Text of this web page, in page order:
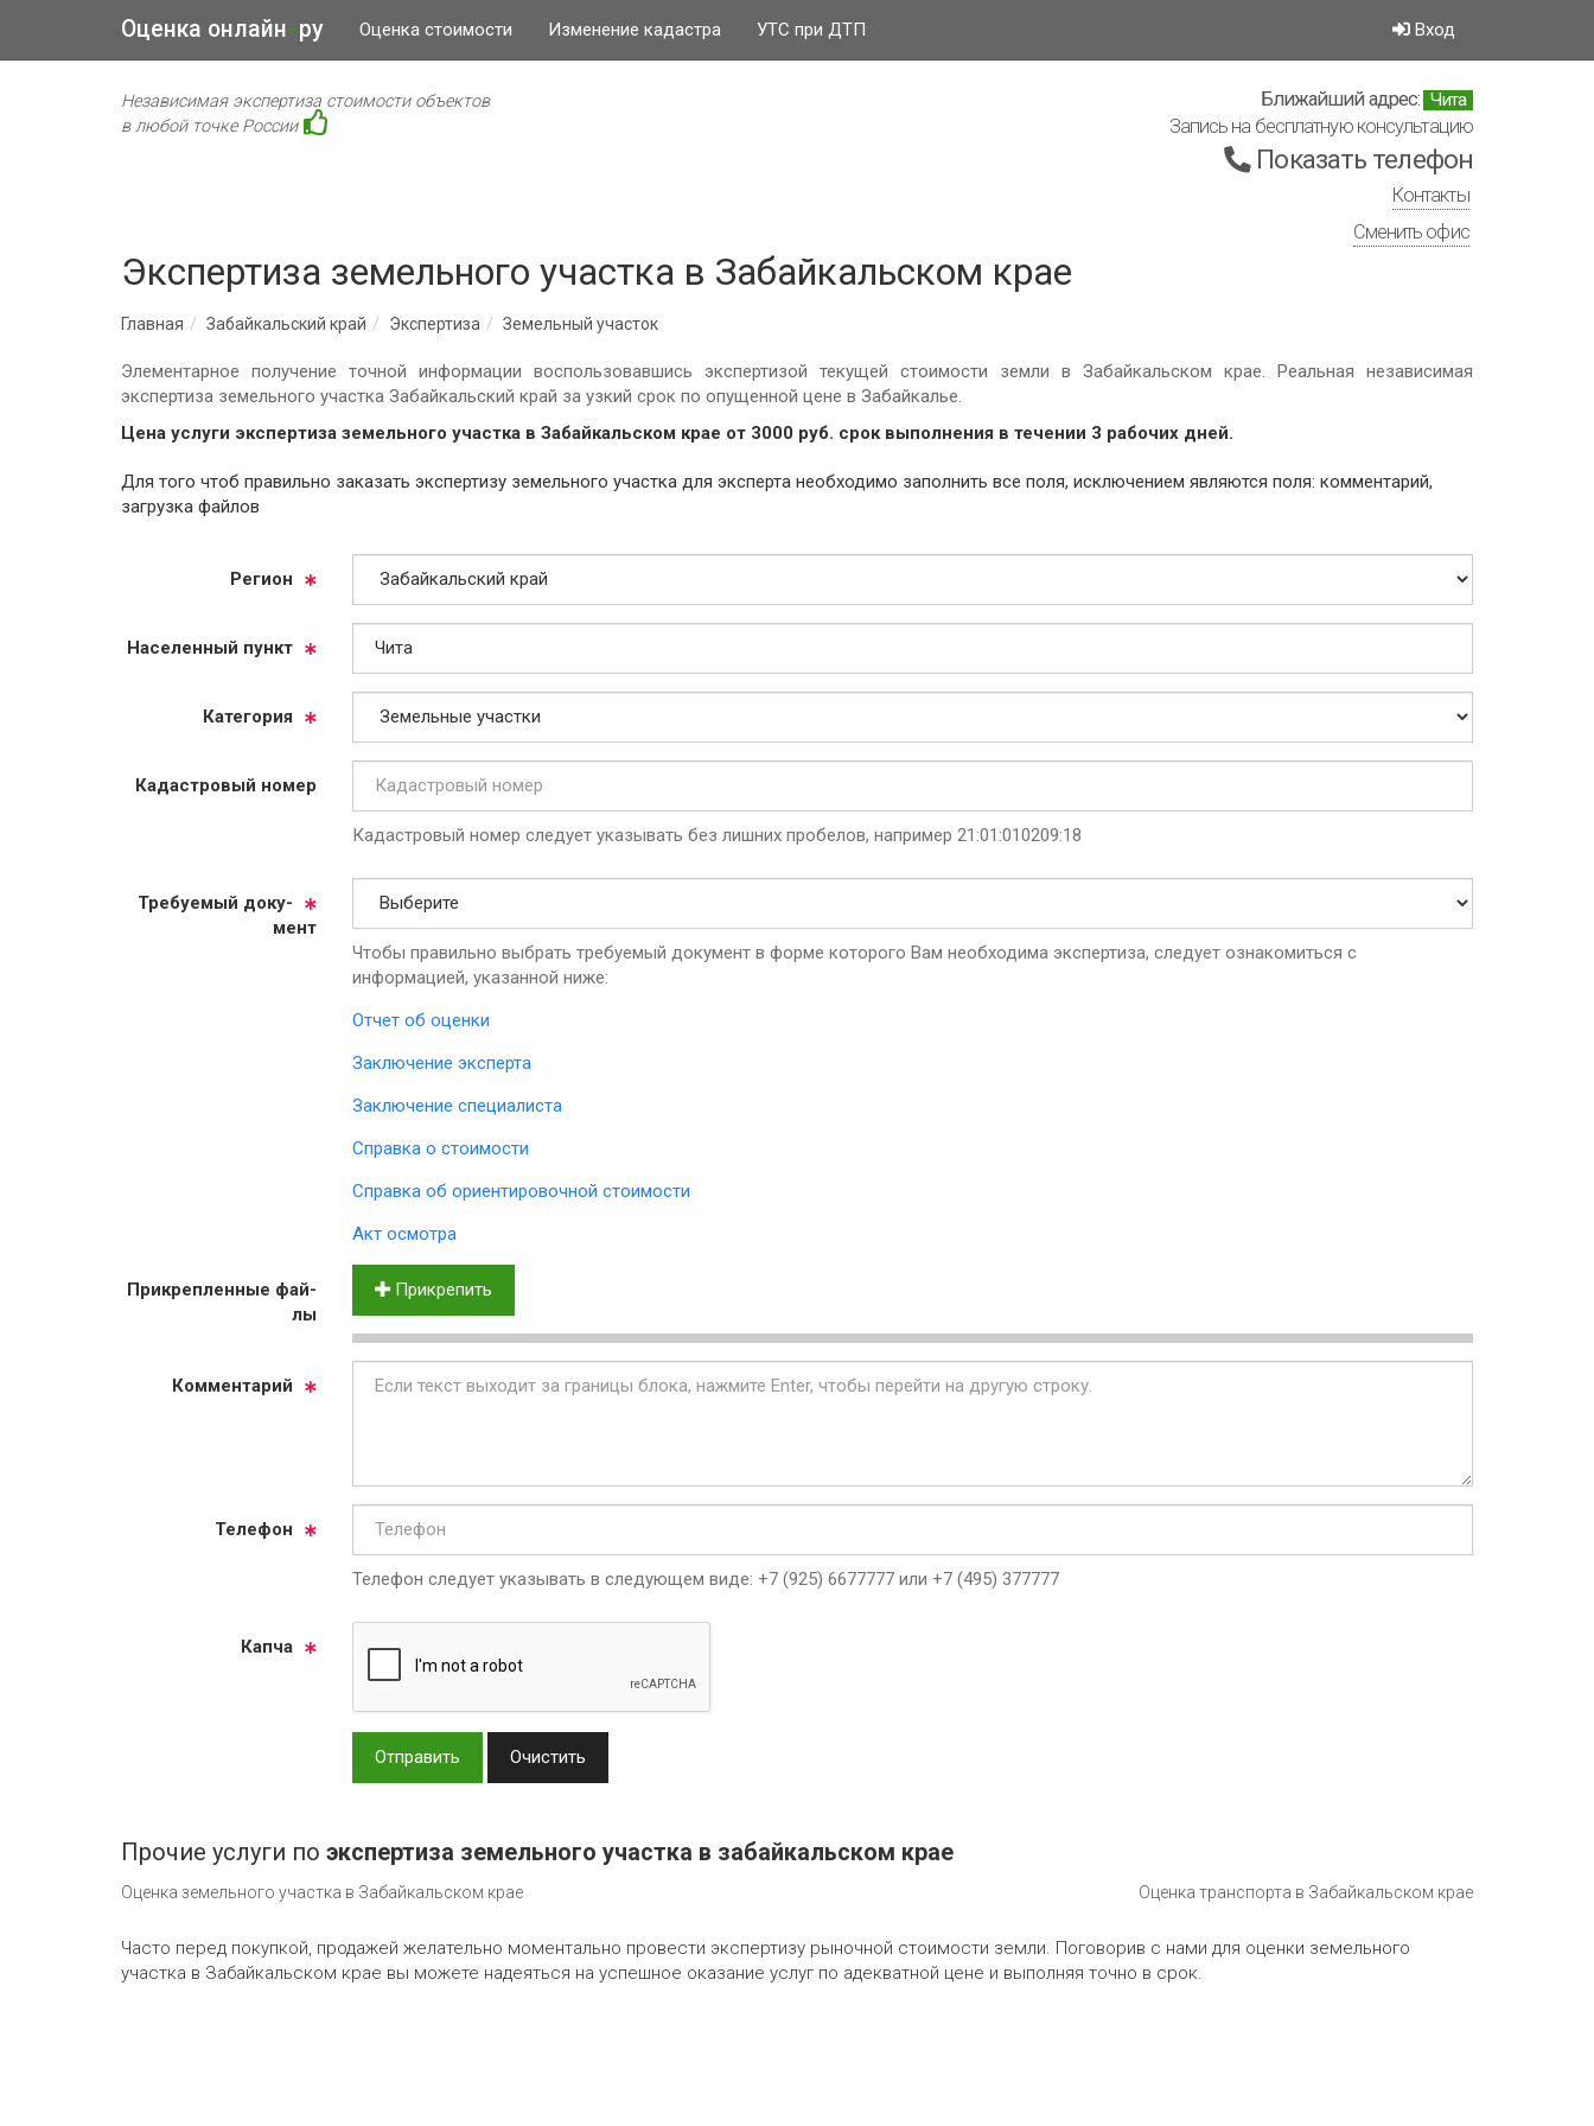
Оценка онлайн • ру Оценка стоимости Изменение кадастра УТС при ДТП Вход
Независимая экспертиза стоимости объектов
в любой точке России
Ближайший адрес: Чита
Запись на бесплатную консультацию
Показать телефон
Контакты
Сменить офис
Экспертиза земельного участка в Забайкальском крае
Главная Забайкальский край Экспертиза Земельный участок
Элементарное получение точной информации воспользовавшись экспертизой текущей стоимости земли в Забайкальском крае. Реальная независимая
экспертиза земельного участка Забайкальский край за узкий срок по опущенной цене в Забайкалье.
Цена услуги экспертиза земельного участка в Забайкальском крае от 3000 руб. cрок выполнения в течении 3 рабочих дней.
Для того чтоб правильно заказать экспертизу земельного участка для эксперта необходимо заполнить все поля, исключением являются поля: комментарий,
загрузка файлов
Ре­ги­он
На­се­лен­ный пункт
Ка­те­го­рия
Ка­дас­тро­вый но­мер
Кадастровый номер следует указывать без лишних пробелов, например 21:01:010209:18
Тре­бу­емый до­ку­
мент
Чтобы правильно выбрать требуемый документ в форме которого Вам необходима экспертиза, следует ознакомиться с
информацией, указанной ниже:
Отчет об оценки
Заключение эксперта
Заключение специалиста
Справка о стоимости
Справка об ориентировочной стоимости
Акт осмотра
Прик­реп­лен­ные фай­
лы
Прикрепить
Ком­мен­та­рий
Те­ле­фон
Телефон следует указывать в следующем виде: +7 (925) 6677777 или +7 (495) 377777
Кап­ча
Отправить Очистить
Прочие услуги по экспертиза земельного участка в забайкальском крае
Оценка земельного участка в Забайкальском крае Оценка транспорта в Забайкальском крае
Часто перед покупкой, продажей желательно моментально провести экспертизу рыночной стоимости земли. Поговорив с нами для оценки земельного
участка в Забайкальском крае вы можете надеяться на успешное оказание услуг по адекватной цене и выполняя точно в срок.